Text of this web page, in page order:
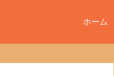
ホーム